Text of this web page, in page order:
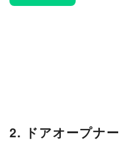
2. ドアオープナー